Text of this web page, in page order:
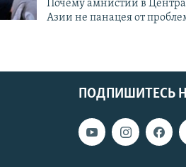
Почему амнистии в
Азии не панацея от
ПОДПИШИТЕСЬ